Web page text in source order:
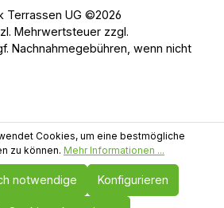
Terrassen UG ©2026
Mehrwertsteuer zzgl.
Nachnahmegebühren, wenn nicht
Cookies, um eine bestmögliche
zu können. Mehr Informationen ...
notwendige Konfigurieren